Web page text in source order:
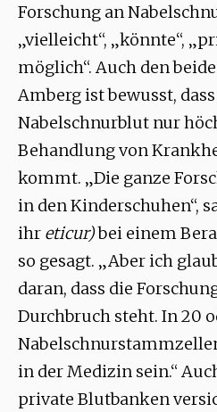
Forschung an
„vielleicht“, „könnte“,
möglich“. Auch den
Amberg ist bewusst,
Nabelschnurblut nur
Behandlung von
kommt. „Die ganze
in den Kinderschuhen“,
ihr eticur)bei einem
so gesagt. „Aber ich
daran, dass die
Durchbruch steht. In 20
in der Medizin sein.“
private Blutbanken